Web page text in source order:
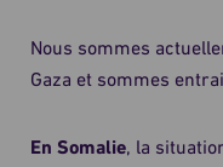
Nous sommes
Gaza et sommes
En Somalie, la